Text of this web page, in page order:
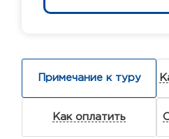
Примечание к туру
Как оплатить